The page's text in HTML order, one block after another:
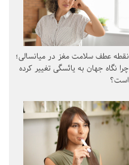
نقطه عطف سلامت مغز در میانسالی؛
چرا نگاه جهان به یائسگی تغییر کرده
است؟